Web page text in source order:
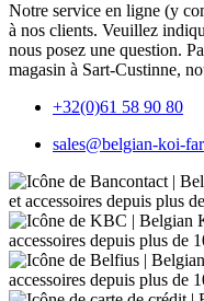
Notre service en ligne (y
à nos clients. Veuillez
nous posez une question.
magasin à Sart-Custinne,
+32(0)61 58 90 80
sales@belgian-koi-